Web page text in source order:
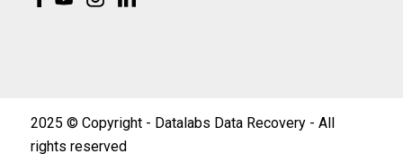
2025 © Copyright - Datalabs Data Recovery - All
rights reserved